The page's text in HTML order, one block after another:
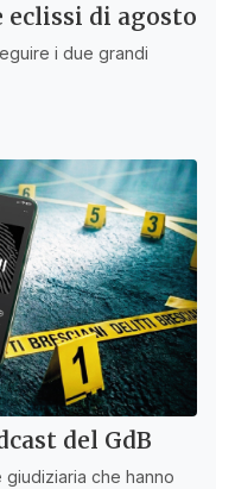
eclissi di agosto
i due grandi
del GdB
che hanno